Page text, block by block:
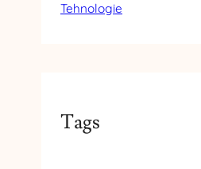
Tehnologie
Tags